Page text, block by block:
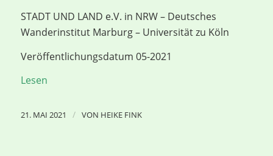
STADT UND LAND e.V. in NRW – Deutsches
Wanderinstitut Marburg – Universität zu Köln
Veröffentlichungsdatum 05-2021
Lesen
21. MAI 2021 / VON HEIKE FINK